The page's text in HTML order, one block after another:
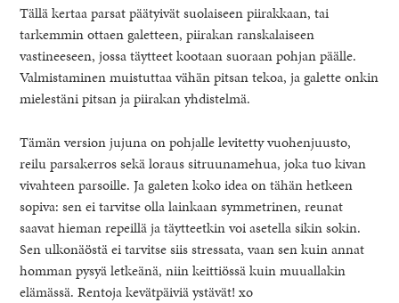
Tällä kertaa parsat päätyivät suolaiseen piirakkaan, tai
tarkemmin ottaen galetteen, piirakan ranskalaiseen
vastineeseen, jossa täytteet kootaan suoraan pohjan päälle.
Valmistaminen muistuttaa vähän pitsan tekoa, ja galette onkin
mielestäni pitsan ja piirakan yhdistelmä.
Tämän version jujuna on pohjalle levitetty vuohenjuusto,
reilu parsakerros sekä loraus sitruunamehua, joka tuo kivan
vivahteen parsoille. Ja galeten koko idea on tähän hetkeen
sopiva: sen ei tarvitse olla lainkaan symmetrinen, reunat
saavat hieman repeillä ja täytteetkin voi asetella sikin sokin.
Sen ulkonäöstä ei tarvitse siis stressata, vaan sen kuin annat
homman pysyä letkeänä, niin keittiössä kuin muuallakin
elämässä. Rentoja kevätpäiviä ystävät! xo